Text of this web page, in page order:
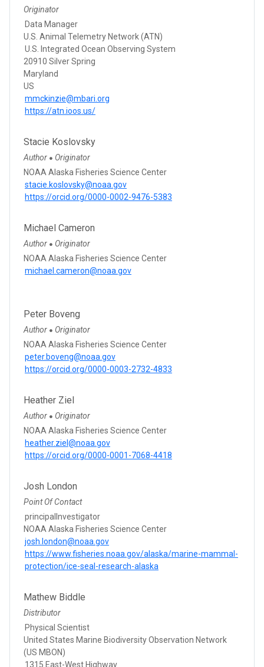
Originator
Data Manager
U.S. Animal Telemetry Network (ATN)
U.S. Integrated Ocean Observing System
20910 Silver Spring
Maryland
US
mmckinzie@mbari.org
https://atn.ioos.us/
Stacie Koslovsky
Author ● Originator
NOAA Alaska Fisheries Science Center
stacie.koslovsky@noaa.gov
https://orcid.org/0000-0002-9476-5383
Michael Cameron
Author ● Originator
NOAA Alaska Fisheries Science Center
michael.cameron@noaa.gov
Peter Boveng
Author ● Originator
NOAA Alaska Fisheries Science Center
peter.boveng@noaa.gov
https://orcid.org/0000-0003-2732-4833
Heather Ziel
Author ● Originator
NOAA Alaska Fisheries Science Center
heather.ziel@noaa.gov
https://orcid.org/0000-0001-7068-4418
Josh London
Point Of Contact
principalInvestigator
NOAA Alaska Fisheries Science Center
josh.london@noaa.gov
https://www.fisheries.noaa.gov/alaska/marine-mammal-
protection/ice-seal-research-alaska
Mathew Biddle
Distributor
Physical Scientist
United States Marine Biodiversity Observation Network
(US MBON)
1315 East-West Highway